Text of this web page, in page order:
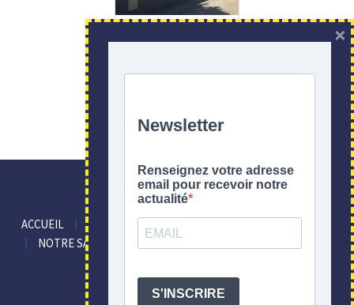
CLÔTURES
ACCUEIL GARDE-CORPS
L’ENTREPRISE
NOTRE SAVOIR-FAIRE
TROUVER UN INSTALLATEUR
×